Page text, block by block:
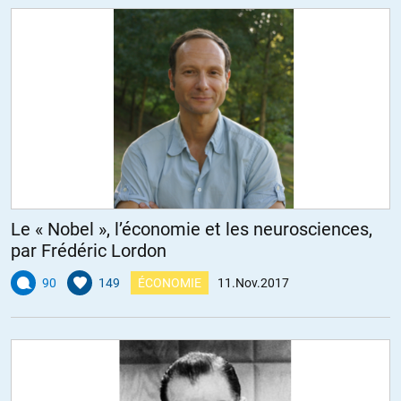
ALERTER
// 11.11.2017 à 10h01
C’est vrai, Annie et Henri ne sont pas les seules sources de vérité
historique sur cette guerre, mais eux ne passent jamais à la télé et
ne seront probablement jamais enseigné à l’école.
Il y a aussi Jacques:
https://www.youtube.com/watch?v=ZFxvRTyeZMg
Mais puisque cette pub pour un autre regard sur l’histoire a l’air
de vous ennuyer, donnez nous plutôt ces autres sources
accessibles au grand public que l’on peut partager facilement,
pour que l’assassinat du Duc Ferdinand ne soit pas la seule fable
qui reste dans la tête des prochaines générations.
ALERTER
Le « Nobel », l’économie et les neurosciences,
par Frédéric Lordon
90 149 ÉCONOMIE 11.Nov.2017